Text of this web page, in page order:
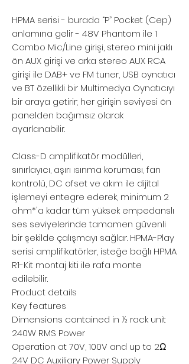
HPMA serisi - burada “P” Pocket (Cep)
anlamına gelir - 48V Phantom ile 1
Combo Mic/Line girişi, stereo mini jaklı
ön AUX girişi ve arka stereo AUX RCA
girişi ile DAB+ ve FM tuner, USB oynatıcı
ve BT özellikli bir Multimedya Oynatıcıyı
bir araya getirir; her girişin seviyesi ön
panelden bağımsız olarak
ayarlanabilir.
Class-D amplifikatör modülleri,
sınırlayıcı, aşırı ısınma koruması, fan
kontrolü, DC ofset ve akım ile dijital
işlemeyi entegre ederek, minimum 2
ohm*'a kadar tüm yüksek empedanslı
ses seviyelerinde tamamen güvenli
bir şekilde çalışmayı sağlar. HPMA-Play
serisi amplifikatörler, isteğe bağlı HPMA
R1-Kit montaj kiti ile rafa monte
edilebilir.
Product details
Key features
Dimensions contained in ½ rack unit
240W RMS Power
Operation at 70V, 100V and up to 2Ω
24V DC Auxiliary Power Supply